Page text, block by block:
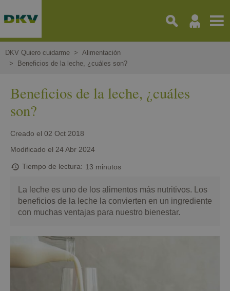
al
principal
DKV Quiero cuidarme
Alimentación
Beneficios de la leche, ¿cuáles son?
Beneficios de la leche, ¿cuáles
son?
Creado el 02 Oct 2018
Modificado el 24 Abr 2024
Tiempo de lectura 13 minutos
La leche es uno de los alimentos más nutritivos. Los
beneficios de la leche la convierten en un ingrediente
con muchas ventajas para nuestro bienestar.